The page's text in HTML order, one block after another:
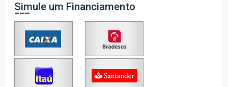
Simule um Financiamento